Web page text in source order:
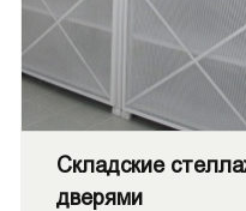
Складские
дверями